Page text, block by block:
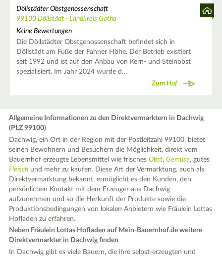
Döllstädter Obstgenossenschaft
99100 Döllstädt - Landkreis Gotha
Keine Bewertungen
Die Döllstädter Obstgenossenschaft befindet sich in
Döllstädt am Fuße der Fahner Höhe. Der Betrieb existiert
seit 1992 und ist auf den Anbau von Kern- und Steinobst
spezialisiert. Im Jahr 2024 wurde d…
Zum Hof
Allgemeine Informationen zu den Direktvermarktern in Dachwig
(PLZ 99100)
Dachwig, ein Ort in der Region mit der Postleitzahl 99100, bietet
seinen Bewohnern und Besuchern die Möglichkeit, direkt vom
Bauernhof erzeugte Lebensmittel wie frischesObst,Gemüse, gutes
Fleisch und mehr zu kaufen. Diese Art der Vermarktung, auch als
Direktvermarktung bekannt, ermöglicht es den Kunden, den
persönlichen Kontakt mit dem Erzeuger aus Dachwig
aufzunehmen und so die Herkunft der Produkte sowie die
Produktionsbedingungen von lokalen Anbietern wie Fräulein Lottas
Hofladen zu erfahren.
Neben Fräulein Lottas Hofladen auf Mein-Bauernhof.de weitere
Direktvermarkter in Dachwig finden
In Dachwig gibt es viele Bauern, die ihre selbst-erzeugten und